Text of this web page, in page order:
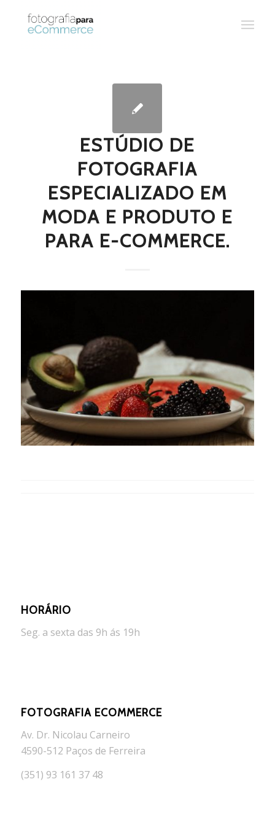
ESTÚDIO DE
FOTOGRAFIA
ESPECIALIZADO EM
MODA E PRODUTO E
PARA E-COMMERCE.
HORÁRIO
Seg. a sexta das 9h ás 19h
FOTOGRAFIA ECOMMERCE
Av. Dr. Nicolau Carneiro
4590-512 Paços de Ferreira
(351) 93 161 37 48